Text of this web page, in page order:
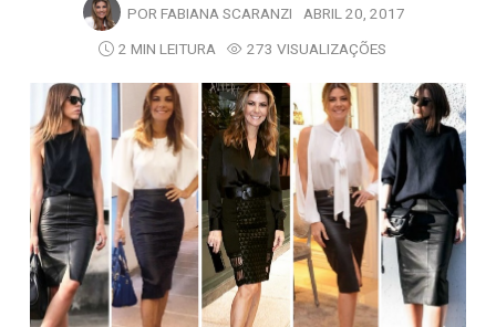
POR FABIANA SCARANZI ABRIL 20, 2017
2 MIN LEITURA
273 VISUALIZAÇÕES